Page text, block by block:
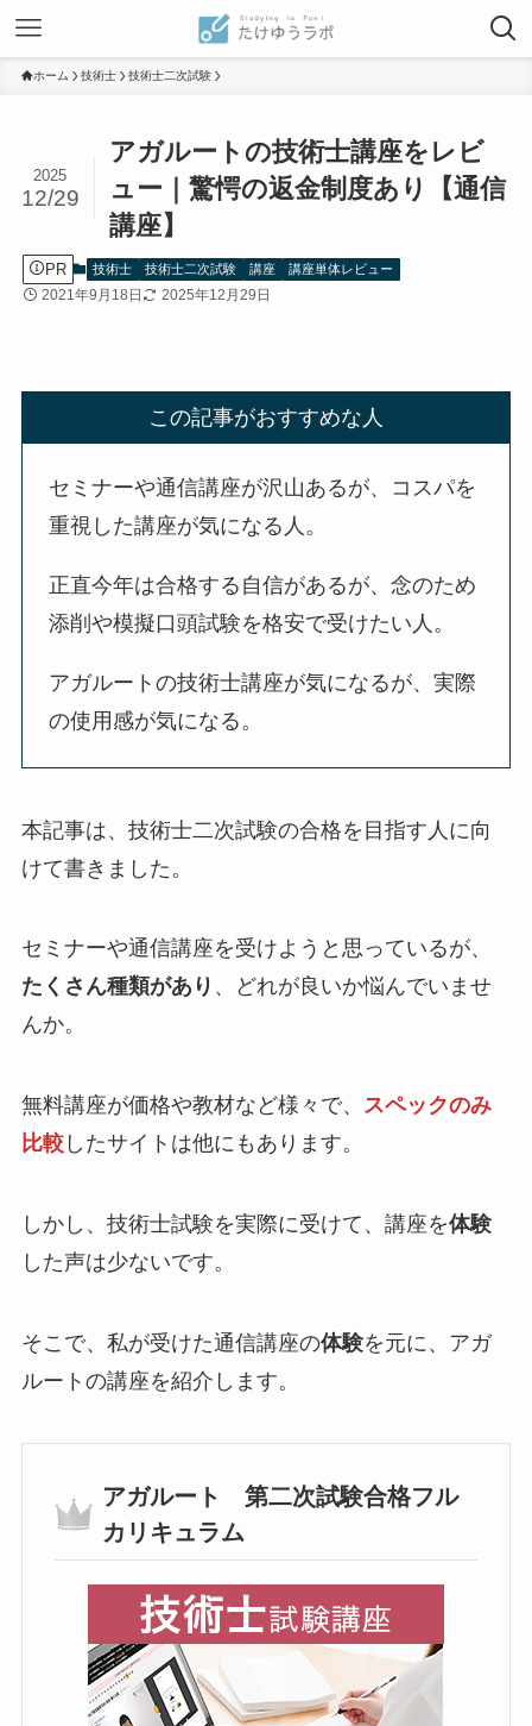
ホーム 技術士 技術士二次試験
アガルートの技術士講座をレビ
ュー｜驚愕の返金制度あり【通信
講座】
2025
12/29
PR 技術士 技術士二次試験 講座 講座単体レビュー
2021年9月18日 2025年12月29日
この記事がおすすめな人
セミナーや通信講座が沢山あるが、コスパを
重視した講座が気になる人。
正直今年は合格する自信があるが、念のため
添削や模擬口頭試験を格安で受けたい人。
アガルートの技術士講座が気になるが、実際
の使用感が気になる。
本記事は、技術士二次試験の合格を目指す人に向
けて書きました。
セミナーや通信講座を受けようと思っているが、
たくさん種類があり 、どれが良いか悩んでいませ
んか。
無料講座が価格や教材など様々で、 スペックのみ
比較したサイトは他にもあります。
しかし、技術士試験を実際に受けて、講座を体験
した声は少ないです。
そこで、私が受けた通信講座の体験を元に、アガ
ルートの講座を紹介します。
アガルート 第二次試験合格フル
カリキュラム